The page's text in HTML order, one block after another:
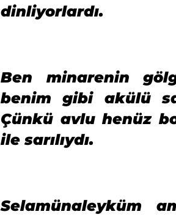
dinliyorlardı.
Ben minarenin
benim gibi akülü
Çünkü avlu henüz
ile sarılıydı.
Selamünaleyküm